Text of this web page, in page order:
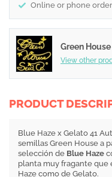
Online or phone
Green House
View other
PRODUCT
Blue Haze x Gelato 41
semillas Green House a
selección de Blue Haze
planta muy fragante que
Haze como de Gelato.